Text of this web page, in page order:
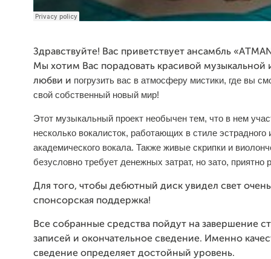
Здравствуйте! Вас приветствует ансамбль
Мы хотим Вас порадовать красивой музыкальной
любви и погрузить вас в атмосферу мистики, где вы
свой собственный новый мир!
Этот музыкальный проект необычен тем, что в нем
несколько вокалисток, работающих в стиле эстрадного
академического вокала. Также живые скрипки и
безусловно требует денежных затрат, но зато, приятно
Для того, чтобы дебютный диск увидел свет
спонсорская поддержка!
Все собранные средства пойдут на завершение
записей и окончательное сведение. Именно
сведение определяет достойный уровень.